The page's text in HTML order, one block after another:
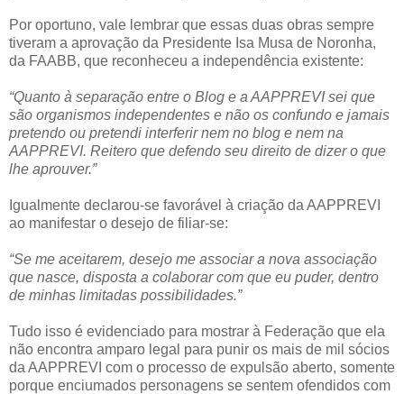
Por oportuno, vale lembrar que essas duas obras sempre
tiveram a aprovação da Presidente Isa Musa de Noronha,
da FAABB, que reconheceu a independência existente:
“Quanto à separação entre o Blog e a AAPPREVI sei que
são organismos independentes e não os confundo e jamais
pretendo ou pretendi interferir nem no blog e nem na
AAPPREVI. Reitero que defendo seu direito de dizer o que
lhe aprouver.”
Igualmente declarou-se favorável à criação da AAPPREVI
ao manifestar o desejo de filiar-se:
“Se me aceitarem, desejo me associar a nova associação
que nasce, disposta a colaborar com que eu puder, dentro
de minhas limitadas possibilidades.”
Tudo isso é evidenciado para mostrar à Federação que ela
não encontra amparo legal para punir os mais de mil sócios
da AAPPREVI com o processo de expulsão aberto, somente
porque enciumados personagens se sentem ofendidos com